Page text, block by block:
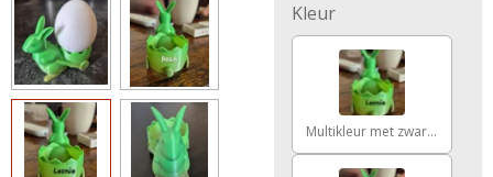
Kleur
Multikleur met zwarte tekst